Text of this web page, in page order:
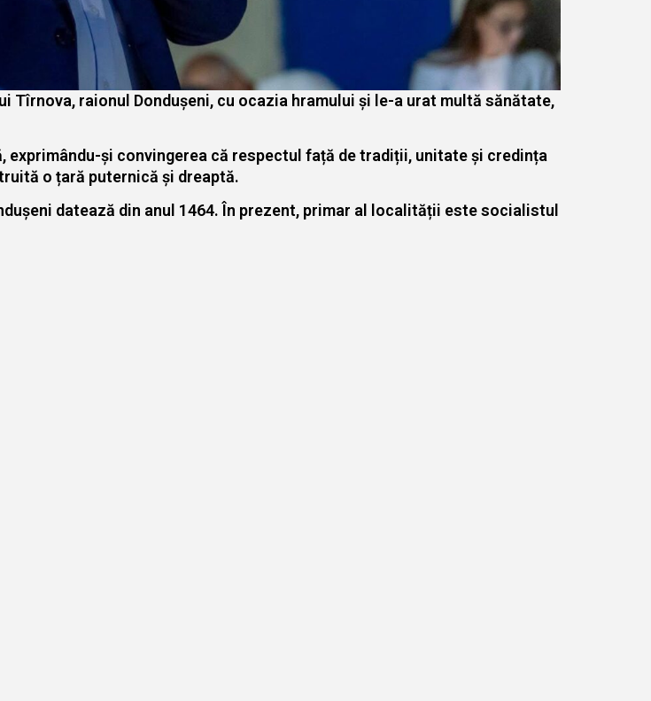
raionul Dondușeni, cu ocazia hramului și le-a urat multă sănătate,
și convingerea că respectul față de tradiții, unitate și credința
o țară puternică și dreaptă.
datează din anul 1464. În prezent, primar al localității este socialistul